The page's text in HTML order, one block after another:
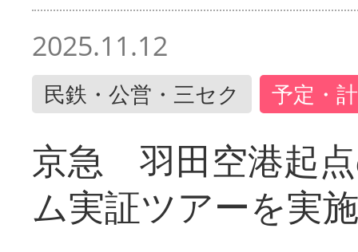
2025.11.12
民鉄・公営・三セク 予定・
京急 羽田空港起
ム実証ツアーを実施